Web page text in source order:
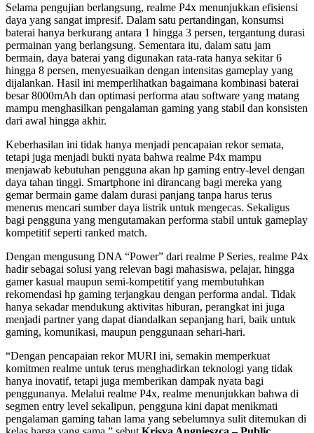
Selama pengujian berlangsung, realme P4x menunjukkan efisiensi
daya yang sangat impresif. Dalam satu pertandingan, konsumsi
baterai hanya berkurang antara 1 hingga 3 persen, tergantung durasi
permainan yang berlangsung. Sementara itu, dalam satu jam
bermain, daya baterai yang digunakan rata-rata hanya sekitar 6
hingga 8 persen, menyesuaikan dengan intensitas gameplay yang
dijalankan. Hasil ini memperlihatkan bagaimana kombinasi baterai
besar 8000mAh dan optimasi performa atau software yang matang
mampu menghasilkan pengalaman gaming yang stabil dan konsisten
dari awal hingga akhir.
Keberhasilan ini tidak hanya menjadi pencapaian rekor semata,
tetapi juga menjadi bukti nyata bahwa realme P4x mampu
menjawab kebutuhan pengguna akan hp gaming entry-level dengan
daya tahan tinggi. Smartphone ini dirancang bagi mereka yang
gemar bermain game dalam durasi panjang tanpa harus terus
menerus mencari sumber daya listrik untuk mengecas. Sekaligus
bagi pengguna yang mengutamakan performa stabil untuk gameplay
kompetitif seperti ranked match.
Dengan mengusung DNA “Power” dari realme P Series, realme P4x
hadir sebagai solusi yang relevan bagi mahasiswa, pelajar, hingga
gamer kasual maupun semi-kompetitif yang membutuhkan
rekomendasi hp gaming terjangkau dengan performa andal. Tidak
hanya sekadar mendukung aktivitas hiburan, perangkat ini juga
menjadi partner yang dapat diandalkan sepanjang hari, baik untuk
gaming, komunikasi, maupun penggunaan sehari-hari.
“Dengan pencapaian rekor MURI ini, semakin memperkuat
komitmen realme untuk terus menghadirkan teknologi yang tidak
hanya inovatif, tetapi juga memberikan dampak nyata bagi
penggunanya. Melalui realme P4x, realme menunjukkan bahwa di
segmen entry level sekalipun, pengguna kini dapat menikmati
pengalaman gaming tahan lama yang sebelumnya sulit ditemukan di